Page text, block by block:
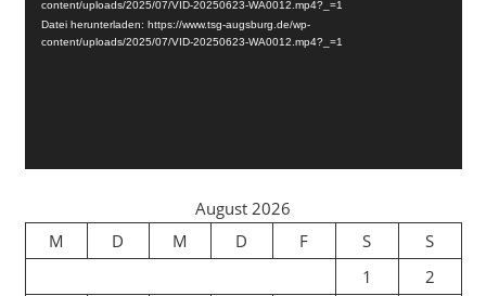
content/uploads/2025/07/VID-20250623-WA0012.mp4?_=1
Datei herunterladen: https://www.tsg-augsburg.de/wp-
content/uploads/2025/07/VID-20250623-WA0012.mp4?_=1
August 2026
M
D M D F S
S
1
2